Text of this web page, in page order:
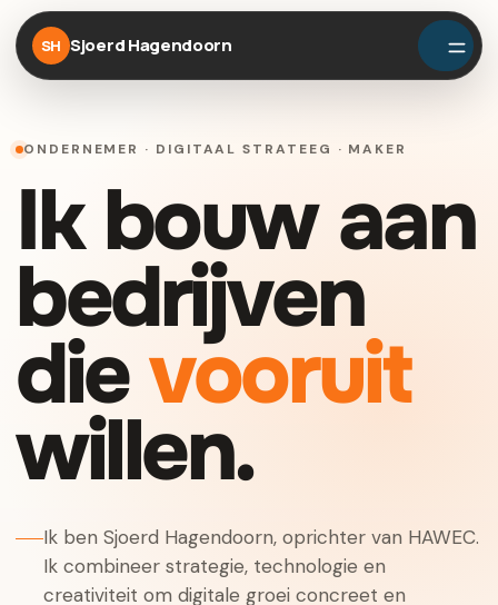
SH Sjoerd Hagendoorn
ONDERNEMER · DIGITAAL STRATEEG · MAKER
Ik bouw aan
bedrijven
dievooruit
willen.
Ik ben Sjoerd Hagendoorn, oprichter van HAWEC.
Ik combineer strategie, technologie en
creativiteit om digitale groei concreet en